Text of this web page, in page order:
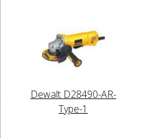
Dewalt D28490-AR-
Type-1